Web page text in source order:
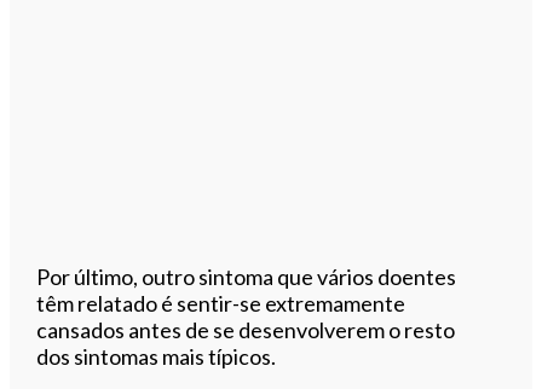
Por último, outro sintoma que vários doentes
têm relatado é sentir-se extremamente
cansados antes de se desenvolverem o resto
dos sintomas mais típicos.